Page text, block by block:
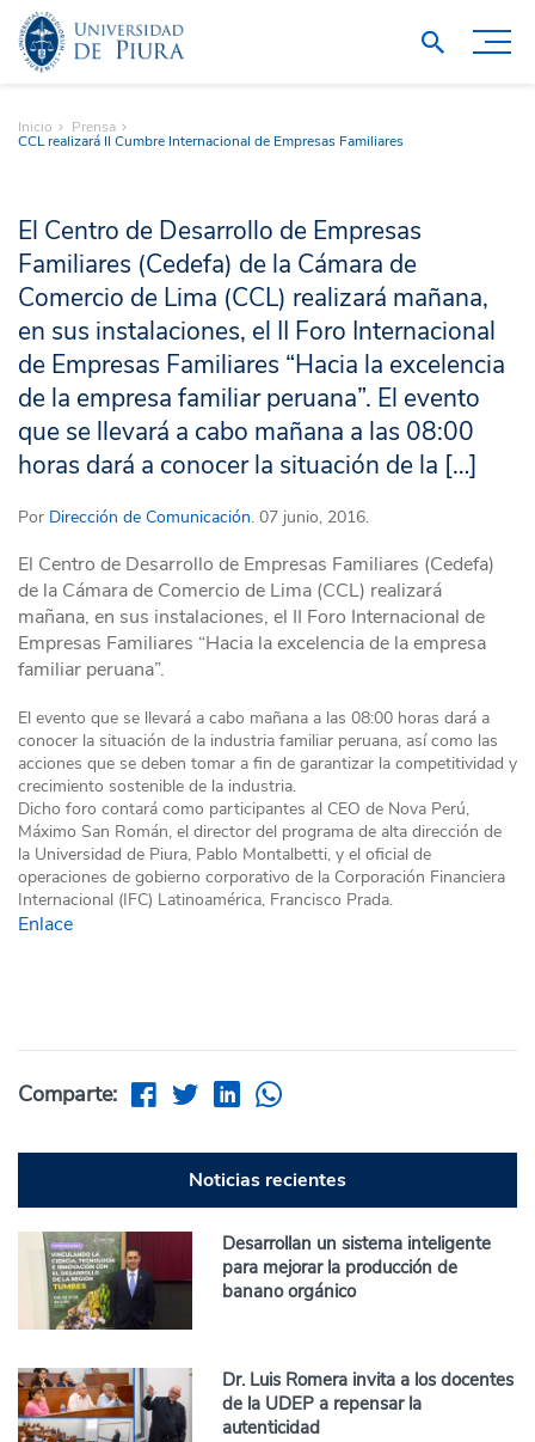
Inicio Prensa
CCL realizará II Cumbre Internacional de Empresas Familiares
El Centro de Desarrollo de Empresas
Familiares (Cedefa) de la Cámara de
Comercio de Lima (CCL) realizará mañana,
en sus instalaciones, el II Foro Internacional
de Empresas Familiares “Hacia la excelencia
de la empresa familiar peruana”. El evento
que se llevará a cabo mañana a las 08:00
horas dará a conocer la situación de la […]
Por Dirección de Comunicación. 07 junio, 2016.
El Centro de Desarrollo de Empresas Familiares (Cedefa)
de la Cámara de Comercio de Lima (CCL) realizará
mañana, en sus instalaciones, el II Foro Internacional de
Empresas Familiares “Hacia la excelencia de la empresa
familiar peruana”.
El evento que se llevará a cabo mañana a las 08:00 horas dará a
conocer la situación de la industria familiar peruana, así como las
acciones que se deben tomar a fin de garantizar la competitividad y
crecimiento sostenible de la industria.
Dicho foro contará como participantes al CEO de Nova Perú,
Máximo San Román, el director del programa de alta dirección de
la Universidad de Piura, Pablo Montalbetti, y el oficial de
operaciones de gobierno corporativo de la Corporación Financiera
Internacional (IFC) Latinoamérica, Francisco Prada.
Enlace
Comparte:
Noticias recientes
Desarrollan un sistema inteligente
para mejorar la producción de
banano orgánico
Dr. Luis Romera invita a los docentes
de la UDEP a repensar la
autenticidad